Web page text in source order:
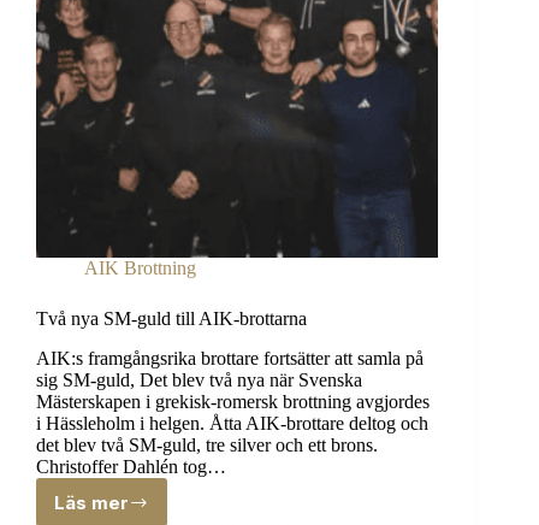
AIK Brottning
Två nya SM-guld till AIK-brottarna
AIK:s framgångsrika brottare fortsätter att samla på
sig SM-guld, Det blev två nya när Svenska
Mästerskapen i grekisk-romersk brottning avgjordes
i Hässleholm i helgen. Åtta AIK-brottare deltog och
det blev två SM-guld, tre silver och ett brons.
Christoffer Dahlén tog…
Läs mer
Två